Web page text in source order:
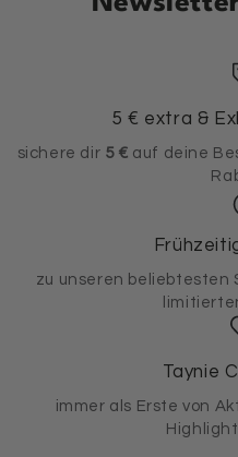
5 € extra &
sichere dir 5 € auf deine
zu unseren beliebtesten
Taynie
immer als Erste von